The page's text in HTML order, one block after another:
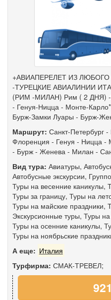
+АВИАПЕРЕЛЕТ ИЗ
-ТУРЕЦКИЕ АВИАЛИНИИ
(РИМ -МИЛАН) Рим ( 2 ДНЯ) -
- Генуя-Ницца - Монте-
Бурж-Замки Луары - Бурж-
Маршрут: Санкт-Петербург -
Флоренция - Генуя - Ницца -
- Бурж - Женева - Милан -
Вид тура: Авиатуры,
Автобусные экскурсии,
Туры на весенние каникулы,
Туры за границу, Туры на
Туры на майские праздники,
Экскурсионные туры, Туры на
Туры на осенние каникулы,
Туры на ноябрьские
А еще: Италия
Турфирма: СМАК-ТРЕВЕЛ;